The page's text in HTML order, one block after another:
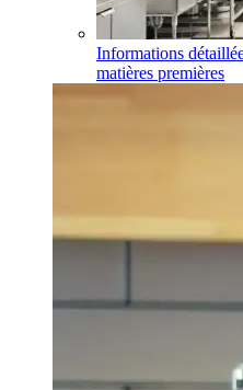
Informations
matières premières